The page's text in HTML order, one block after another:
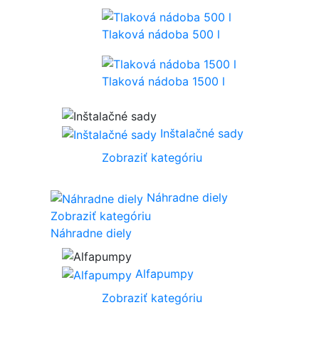
Tlaková nádoba 500 l
Tlaková nádoba 1500 l
Inštalačné sady
Zobraziť kategóriu
Náhradne diely
Zobraziť kategóriu
Náhradne diely
Alfapumpy
Zobraziť kategóriu